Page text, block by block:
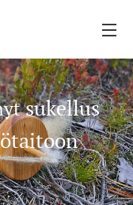
sukellus